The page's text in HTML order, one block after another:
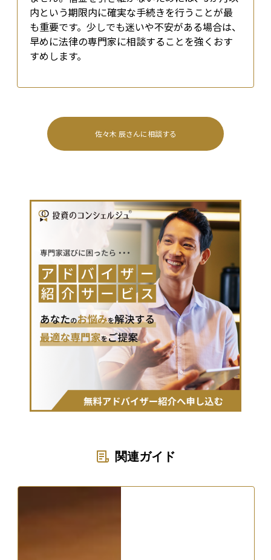
内という期限内に確実な手続きを行うことが最
も重要です。少しでも迷いや不安がある場合は、
早めに法律の専門家に相談することを強くおす
すめします。
佐々木 辰さんに相談する
関連ガイド